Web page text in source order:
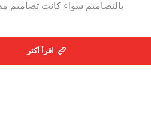
بالتصاميم سواء كانت تصاميم
اقرأ أكثر